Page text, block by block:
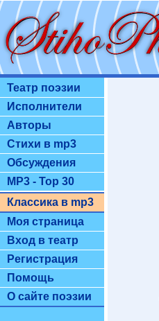
Театр поэзии
Исполнители
Авторы
Стихи в mp3
Обсуждения
MP3 - Top 30
Классика в mp3
Моя страница
Вход в театр
Регистрация
Помощь
О сайте поэзии